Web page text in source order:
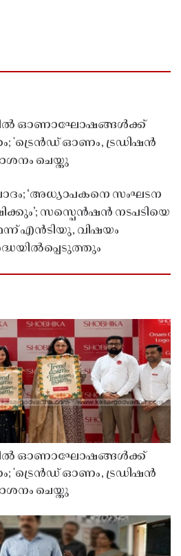
ഓണാഘോഷങ്ങൾക്ക്
'ട്രെൻഡ് ഓണം, ട്രഡിഷൻ
ചെയ്തു
‘അധ്യാപകനെ സംഘടന
സസ്പെൻഷൻ നടപടിയെ
എൻടിയു, വിഷയം
ഓണാഘോഷങ്ങൾക്ക്
'ട്രെൻഡ് ഓണം, ട്രഡിഷൻ
ചെയ്തു